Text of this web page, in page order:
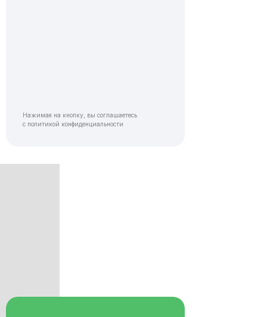
Нажимая на кнопку, вы соглашаетесь
с политикой конфиденциальности